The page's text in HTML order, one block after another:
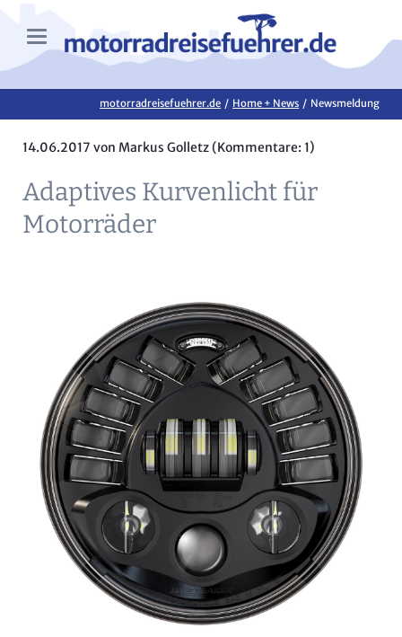
motorradreisefuehrer.de Home + News Newsmeldung
14.06.2017 von Markus Golletz (Kommentare: 1)
Adaptives Kurvenlicht für
Motorräder